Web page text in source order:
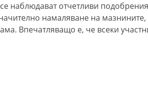
наблюдават отчетливи
намаляване на мазнините,
Впечатляващо е, че всеки